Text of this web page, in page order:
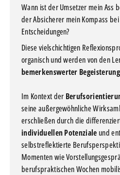
Wann ist der Umsetzer mein Ass
der Absicherer mein Kompass
Entscheidungen?
Diese vielschichtigen
organisch und werden von den
bemerkenswerter Begeisterung
Im Kontext der
seine außergewöhnliche
erschließen durch die
individuellen Potenziale und
selbstreflektierte
Momenten wie
berufspraktischen Wochen